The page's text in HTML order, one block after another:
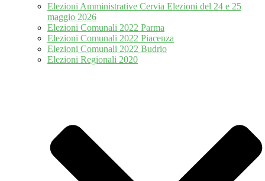
Elezioni Amministrative Cervia Elezioni del 24 e 25
maggio 2026
Elezioni Comunali 2022 Parma
Elezioni Comunali 2022 Piacenza
Elezioni Comunali 2022 Budrio
Elezioni Regionali 2020